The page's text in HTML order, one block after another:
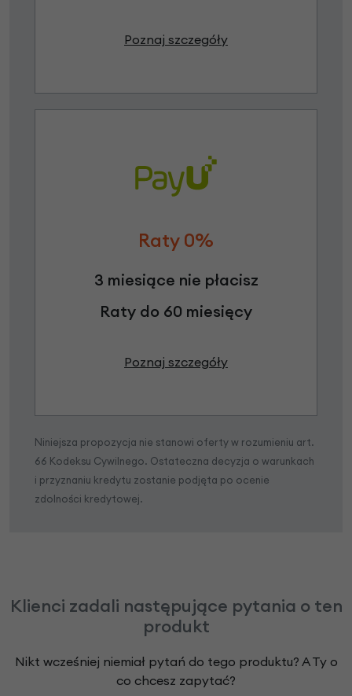
Poznaj szczegóły
Raty 0%
3 miesiące nie płacisz
Raty do 60 miesięcy
Poznaj szczegóły
Niniejsza propozycja nie stanowi oferty w rozumieniu art.
66 Kodeksu Cywilnego. Ostateczna decyzja o warunkach
i przyznaniu kredytu zostanie podjęta po ocenie
zdolności kredytowej.
Klienci zadali następujące pytania o ten
produkt
Nikt wcześniej niemiał pytań do tego produktu? A Ty o
co chcesz zapytać?